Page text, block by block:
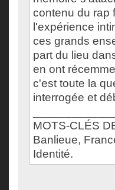
contenu du rap
l'expérience
ces grands
part du lieu
en ont
c'est toute la
interrogée et
MOTS-CLÉS
Banlieue,
Identité.